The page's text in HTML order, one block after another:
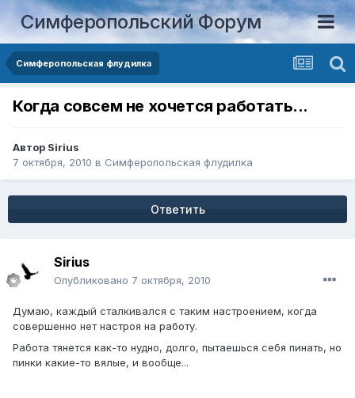
Симферопольский Форум
Симферопольская флудилка
Когда совсем не хочется работать...
Автор Sirius
7 октября, 2010 в Симферопольская флудилка
Ответить
Sirius
Опубликовано 7 октября, 2010
Думаю, каждый сталкивался с таким настроением, когда
совершенно нет настроя на работу.
Работа тянется как-то нудно, долго, пытаешься себя пинать, но
пинки какие-то вялые, и вообще...